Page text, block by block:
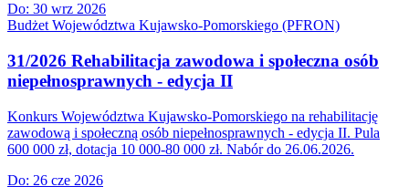
Do: 30 wrz 2026
Budżet Województwa Kujawsko-Pomorskiego (PFRON)
31/2026 Rehabilitacja zawodowa i społeczna osób
niepełnosprawnych - edycja II
Konkurs Województwa Kujawsko-Pomorskiego na rehabilitację
zawodową i społeczną osób niepełnosprawnych - edycja II. Pula
600 000 zł, dotacja 10 000-80 000 zł. Nabór do 26.06.2026.
Do: 26 cze 2026